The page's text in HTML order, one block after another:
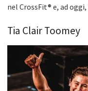
nel CrossFit® e, ad
Tia Clair Toomey